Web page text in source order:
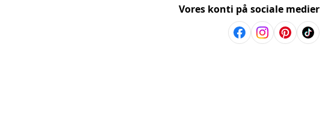
Vores konti på sociale medier